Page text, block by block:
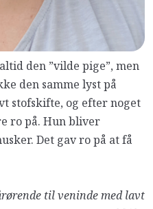
den ”vilde pige”, men
den samme lyst på
stofskifte, og efter noget
ro på. Hun bliver
Det gav ro på at få
til veninde med lavt